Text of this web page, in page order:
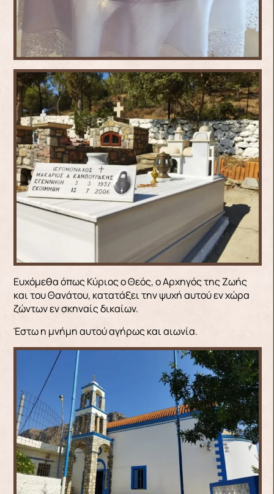
Ευχόμεθα όπως Κύριος ο Θεός, ο Αρχηγός της Ζωής
και του Θανάτου, κατατάξει την ψυχή αυτού εν χώρα
ζώντων εν σκηναίς δικαίων.
Έστω η μνήμη αυτού αγήρως και αιωνία.